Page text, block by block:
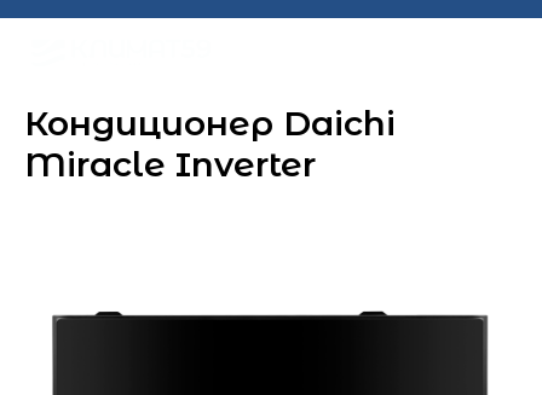
Кондиционер Daichi
Miracle Inverter